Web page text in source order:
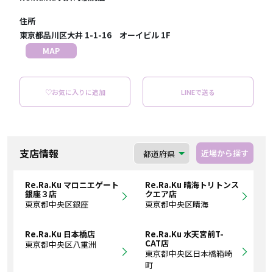
住所
東京都品川区大井 1-1-16 オーイビル 1F
MAP
♡お気に入りに追加 LINEで送る
支店情報 近場から探す
Re.Ra.Ku マロニエゲート
銀座３店
東京都中央区銀座
Re.Ra.Ku 晴海トリトンス
クエア店
東京都中央区晴海
Re.Ra.Ku 日本橋店
東京都中央区八重洲
Re.Ra.Ku 水天宮前T-
CAT店
東京都中央区日本橋箱崎
町